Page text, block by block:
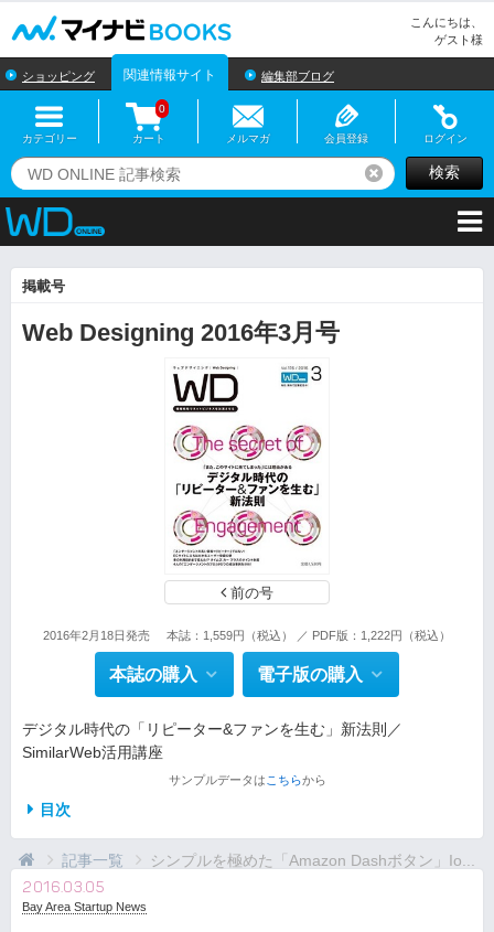
こんにちは、
ゲスト様
ショッピング 関連情報サイト 編集部ブログ
カテゴリー カート
0
メルマガ 会員登録 ログイン
リセット検索
掲載号
Web Designing 2016年3月号
前の号
2016年2月18日発売 本誌：1,559円（税込） ／ PDF版：1,222円（税込）
本誌の購入 電子版の購入
デジタル時代の「リピーター&ファンを生む」新法則／
SimilarWeb活用講座
サンプルデータは こちらから
目次
記事一覧 シンプルを極めた「Amazon Dashボタン」Io...
2016.03.05
Bay Area Startup News